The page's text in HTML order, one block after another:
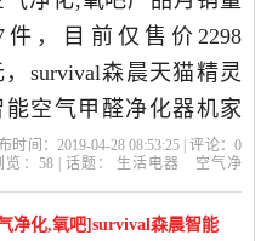
件，目前仅售价2298
，survival森晨天猫精灵
能空气甲醛净化器机家
除菌除二手烟雾霾是
选生活电器当中性价比
时间：2019-04-28 08:53:25 | 评论： 0
览： 58| 话题： 生活电器
空气净
净化,氧吧]survival森晨智能